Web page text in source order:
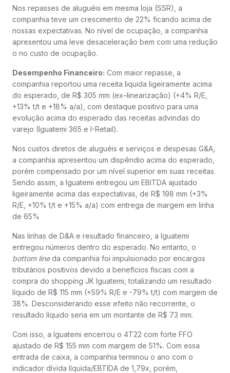
Nos repasses de aluguéis em mesma loja (SSR), a
companhia teve um crescimento de 22% ficando acima de
nossas expectativas. No nível de ocupação, a companhia
apresentou uma leve desaceleração bem com uma redução
o no custo de ocupação.
Desempenho Financeiro: Com maior repasse, a
companhia reportou uma receita liquida ligeiramente acima
do esperado, de R$ 305 mm (ex–linearização) (+4% R/E,
+13% t/t e +18% a/a), com destaque positivo para uma
evolução acima do esperado das receitas advindas do
varejo (Iguatemi 365 e I-Retail).
Nos custos diretos de aluguéis e serviços e despesas G&A,
a companhia apresentou um dispêndio acima do esperado,
porém compensado por um nível superior em suas receitas.
Sendo assim, a Iguatemi entregou um EBITDA ajustado
ligeiramente acima das expectativas, de R$ 198 mm (+3%
R/E, +10% t/t e +15% a/a) com entrega de margem em linha
de 65%
Nas linhas de D&A e resultado financeiro, a Iguatemi
entregou números dentro do esperado. No entanto, o
bottom lineda companhia foi impulsionado por encargos
tributários positivos devido a benefícios fiscais com a
compra do shopping JK Iguatemi, totalizando um resultado
líquido de R$ 115 mm (+59% R/E e -79% t/t) com margem de
38%. Desconsiderando esse efeito não recorrente, o
resultado líquido seria em um montante de R$ 73 mm.
Com isso, a Iguatemi encerrou o 4T22 com forte FFO
ajustado de R$ 155 mm com margem de 51%. Com essa
entrada de caixa, a companhia terminou o ano com o
indicador dívida líquida/EBTIDA de 1,79x, porém,